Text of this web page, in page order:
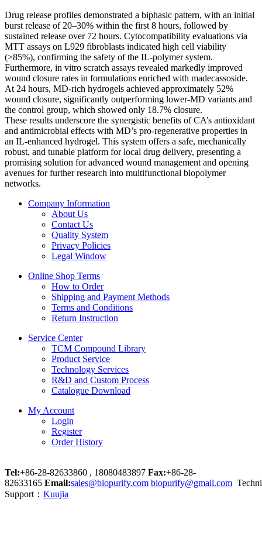
Drug release profiles demonstrated a biphasic pattern, with an initial
burst release of 20–30% within the first 8 hours, followed by
sustained release over 72 hours. Cytocompatibility evaluations via
MTT assays on L929 fibroblasts indicated high cell viability
(>85%), confirming the safety of the IL-polymer system.
Furthermore, in vitro scratch assays revealed markedly improved
wound closure rates in formulations enriched with madecassoside.
At 24 hours, MD-rich hydrogels achieved approximately 52%
wound closure, significantly outperforming lower-MD variants and
the control group, which showed only 18.7% closure.
These results underscore the synergistic benefits of CA’s antioxidant
and antimicrobial effects with MD’s pro-regenerative properties in
an IL-enhanced hydrogel. This system offers a safe, mechanically
robust, and tunable platform for local drug delivery, presenting a
promising solution for advanced wound management and opening
avenues for further research into multifunctional biopolymer
networks.
Company Information
About Us
Contact Us
Quality System
Privacy Policies
Legal Window
Online Shop Terms
How to Order
Shipping and Payment Methods
Terms and Conditions
Return Instruction
Service Center
TCM Compound Library
Product Service
Technology Services
R&D and Custom Process
Catalogue Download
My Account
Login
Register
Order History
Tel:+86-28-82633860 , 18080483897 Fax:+86-28-
82633165 Email:sales@biopurify.com biopurify@gmail.com
Support： Kuujia